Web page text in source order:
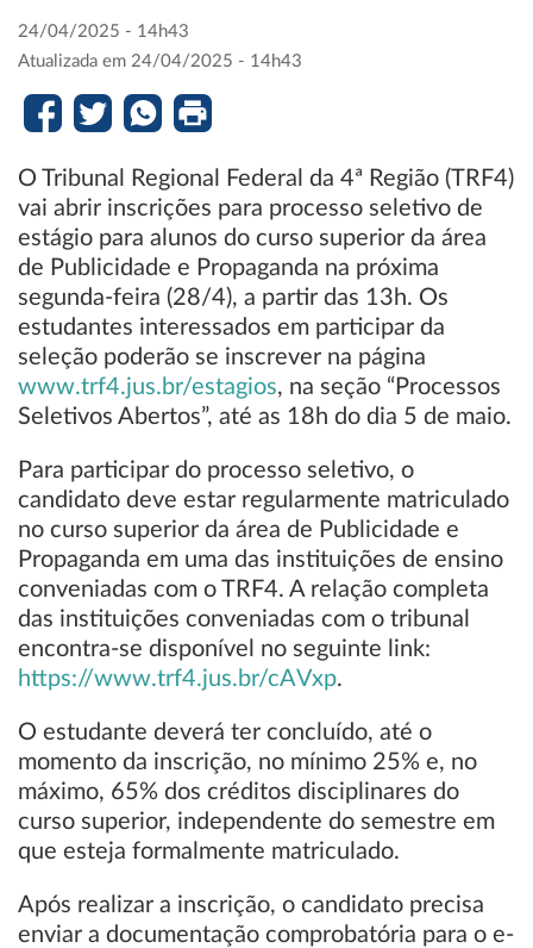
24/04/2025 - 14h43
Atualizada em 24/04/2025 - 14h43
O Tribunal Regional Federal da 4ª Região (TRF4)
vai abrir inscrições para processo seletivo de
estágio para alunos do curso superior da área
de Publicidade e Propaganda na próxima
segunda-feira (28/4), a partir das 13h. Os
estudantes interessados em participar da
seleção poderão se inscrever na página
www.trf4.jus.br/estagios, na seção “Processos
Seletivos Abertos”, até as 18h do dia 5 de maio.
Para participar do processo seletivo, o
candidato deve estar regularmente matriculado
no curso superior da área de Publicidade e
Propaganda em uma das instituições de ensino
conveniadas com o TRF4. A relação completa
das instituições conveniadas com o tribunal
encontra-se disponível no seguinte link:
https://www.trf4.jus.br/cAVxp.
O estudante deverá ter concluído, até o
momento da inscrição, no mínimo 25% e, no
máximo, 65% dos créditos disciplinares do
curso superior, independente do semestre em
que esteja formalmente matriculado.
Após realizar a inscrição, o candidato precisa
enviar a documentação comprobatória para o e-